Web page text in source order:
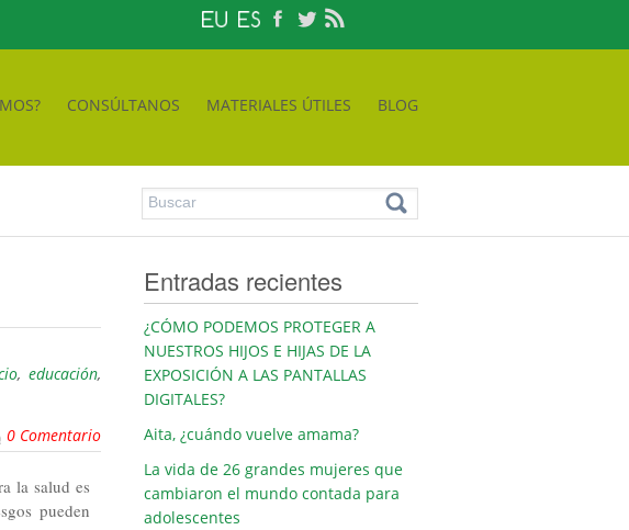
CONSÚLTANOS MATERIALES ÚTILES BLOG
,educación,
0 Comentario
la salud es
pueden
Entradas recientes
¿CÓMO PODEMOS PROTEGER A
NUESTROS HIJOS E HIJAS DE LA
EXPOSICIÓN A LAS PANTALLAS
DIGITALES?
Aita, ¿cuándo vuelve amama?
La vida de 26 grandes mujeres que
cambiaron el mundo contada para
adolescentes